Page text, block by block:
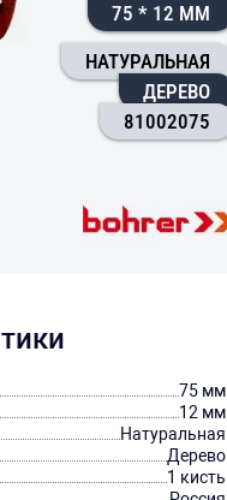
75 * 12 ММ
НАТУРАЛЬНАЯ
ДЕРЕВО
81002075
75 мм
12 мм
Натуральная
Дерево
1 кисть